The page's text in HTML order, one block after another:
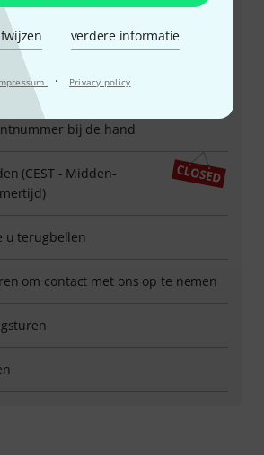
verdere informatie
· Privacy policy
+49-9546-9223-643
helpt u graag bij al uw vragen of
bij de hand
(CEST - Midden-
u terugbellen
om contact met ons op te nemen